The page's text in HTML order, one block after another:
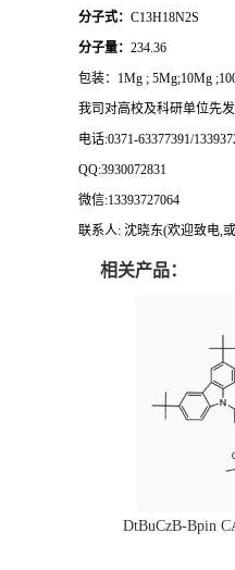
分子式： C13H18N2S
分子量： 234.36
包装： 1Mg ; 5Mg;10Mg
我司对高校及科研单位先
电话:0371-63377391/
QQ:3930072831
微信:13393727064
联系人: 沈晓东(欢迎致电,或
相关产品：
DtBuCzB-Bpin